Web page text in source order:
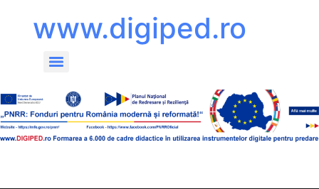
www.digiped.ro